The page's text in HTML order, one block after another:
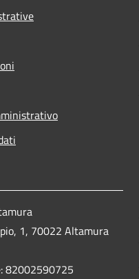
1, 70022 Altamura
82002590725